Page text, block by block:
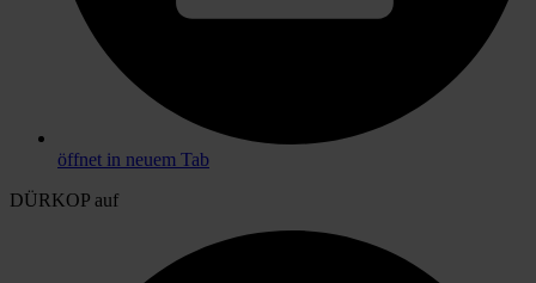
öffnet in neuem Tab
DÜRKOP auf